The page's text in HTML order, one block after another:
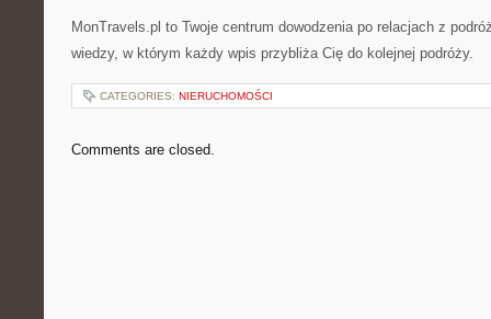
MonTravels.pl to Twoje centrum dowodzenia po relacjach z
wiedzy, w którym każdy wpis przybliża Cię do kolejnej podróży.
CATEGORIES: NIERUCHOMOŚCI
Comments are closed.